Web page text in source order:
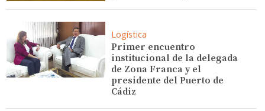
Logística
Primer encuentro
institucional de la delegada
de Zona Franca y el
presidente del Puerto de
Cádiz